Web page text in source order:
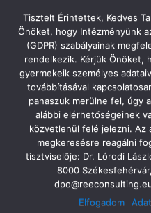
Tatabányai
[Show as slideshow]
Tisztelt Érintettek, Kedves
Önöket, hogy Intézményünk
(GDPR) szabályainak
rendelkezik. Kérjük Önöket,
gyermekeik személyes
továbbításával
panaszuk merülne fel, úgy
alábbi elérhetőségeinek
közvetlenül felé jelezni. Az
megkeresésre reagálni
tisztviselője: Dr. Lórodi
8000
Elfogadom